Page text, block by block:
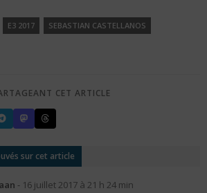
E3 2017
SEBASTIAN CASTELLANOS
CET ARTICLE
sur cet article
- 16 juillet 2017 à 21 h 24 min